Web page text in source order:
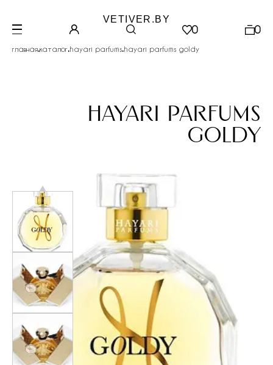
VETIVER.BY
0 0
главная.каталог.hayari parfums.hayari parfums goldy
hayari parfums
goldy